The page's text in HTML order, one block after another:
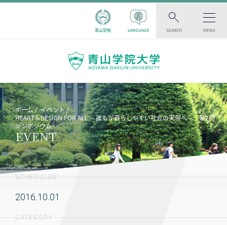
青山学院 LANGUAGE SEARCH MENU
ホーム
イベント
HEART＆DESIGN FOR ALL ～誰もが暮らしやすい社会の実現へ～ 第2回
シンポジウム
EVENT
SCHEDULED
2016.10.01
CATEGORY